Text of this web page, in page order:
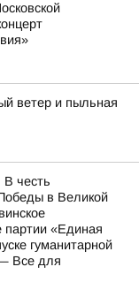
ветер и пыльная
честь
в Великой
партии «Единая
гуманитарной
Все для